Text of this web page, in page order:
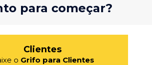
para começar?
Clientes
o Grifo para Clientes